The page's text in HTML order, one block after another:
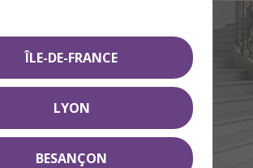
ÎLE-DE-FRANCE
LYON
BESANÇON
Immobilier Besançon
:
05 25